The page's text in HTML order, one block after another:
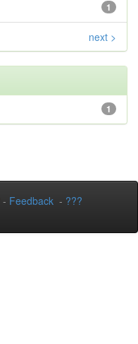
1
next >
1
- Feedback - ???